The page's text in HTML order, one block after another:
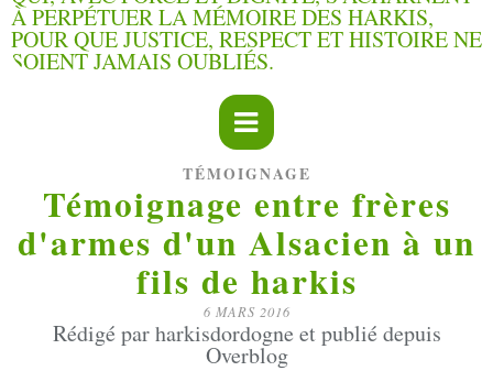
TÉMOIGNAGE
Témoignage entre frères
d'armes d'un Alsacien à un
fils de harkis
6 MARS 2016
Rédigé par harkisdordogne et publié depuis
Overblog